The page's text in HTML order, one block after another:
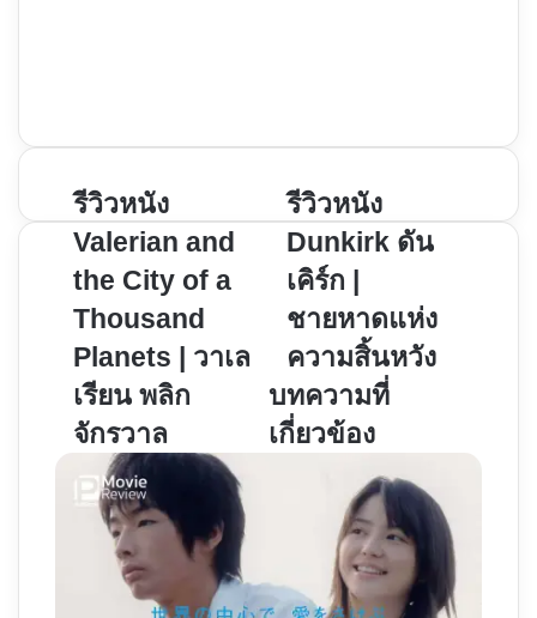
รีวิว
หนัง
Valerian
and
the
City
of
a
Thousand
Planets
รีวิวหนัง
Valerian and
the City of a
Thousand
Planets | วาเล
เรียน พลิก
จักรวาล
รีวิว
หนัง
Dunkirk
ดัน
เคิร์ก
|
แห่ง
ความ
รีวิวหนัง
Dunkirk ดัน
เคิร์ก |
ชายหาดแห่ง
ความสิ้นหวัง
บทความที่
เกี่ยวข้อง